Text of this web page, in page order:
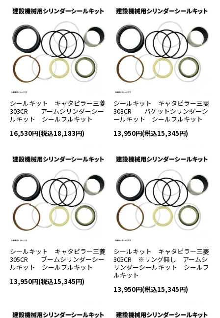
シールキット キャタピラー三菱
303CR アームシリンダーシー
ルキット シールフルキット
16,530円(税込18,183円)
シールキット キャタピラー三菱
303CR バケットシリンダーシ
ールキット シールフルキット
13,950円(税込15,345円)
シールキット キャタピラー三菱
305CR ブームシリンダーシー
ルキット シールフルキット
13,950円(税込15,345円)
シールキット キャタピラー三菱
305CR ※リング無し アームシ
リンダーシールキット シールフ
ルキット
13,950円(税込15,345円)